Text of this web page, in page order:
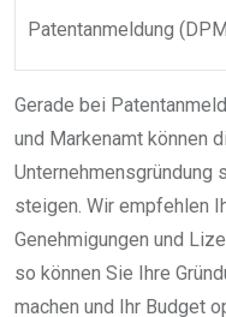
Patentanmeldung
Gerade bei
und Markenamt können
Unternehmensgründung
steigen. Wir empfehlen
Genehmigungen und
so können Sie Ihre
machen und Ihr Budget